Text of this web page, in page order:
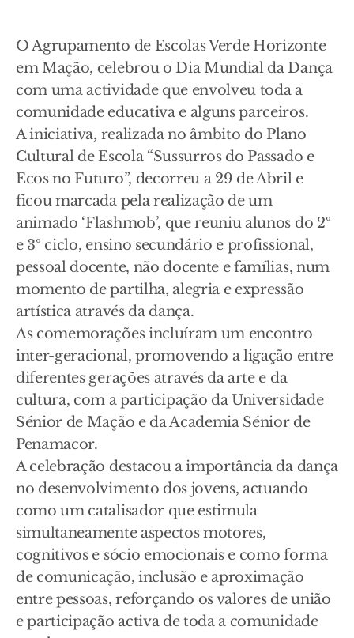
O Agrupamento de Escolas Verde Horizonte
em Mação, celebrou o Dia Mundial da Dança
com uma actividade que envolveu toda a
comunidade educativa e alguns parceiros.
A iniciativa, realizada no âmbito do Plano
Cultural de Escola “Sussurros do Passado e
Ecos no Futuro”, decorreu a 29 de Abril e
ficou marcada pela realização de um
animado ‘Flashmob’, que reuniu alunos do 2º
e 3º ciclo, ensino secundário e profissional,
pessoal docente, não docente e famílias, num
momento de partilha, alegria e expressão
artística através da dança.
As comemorações incluíram um encontro
inter-geracional, promovendo a ligação entre
diferentes gerações através da arte e da
cultura, com a participação da Universidade
Sénior de Mação e da Academia Sénior de
Penamacor.
A celebração destacou a importância da dança
no desenvolvimento dos jovens, actuando
como um catalisador que estimula
simultaneamente aspectos motores,
cognitivos e sócio emocionais e como forma
de comunicação, inclusão e aproximação
entre pessoas, reforçando os valores de união
e participação activa de toda a comunidade